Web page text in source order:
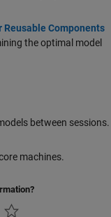
Components
the optimal model
between sessions.
machines.